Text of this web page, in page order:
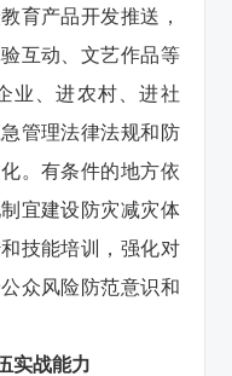
育产品开发推送，
互动、文艺作品等
业、进农村、进社
管理法律法规和防
。有条件的地方依
宜建设防灾减灾体
技能培训，强化对
众风险防范意识和
实战能力